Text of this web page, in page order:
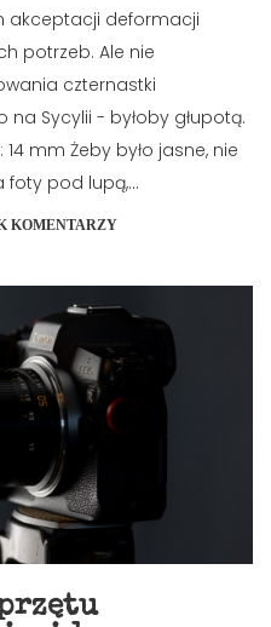
akceptacji deformacji
potrzeb. Ale nie
czternastki
na Sycylii - byłoby głupotą.
14 mm Żeby było jasne, nie
pod lupą,...
KOMENTARZY